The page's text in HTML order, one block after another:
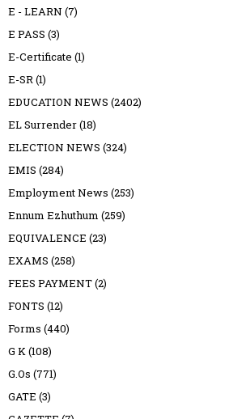
E - LEARN (7)
E PASS (3)
E-Certificate (1)
E-SR(1)
EDUCATION NEWS (2402)
EL Surrender(18)
ELECTION NEWS (324)
EMIS (284)
Employment News (253)
Ennum Ezhuthum (259)
EQUIVALENCE (23)
EXAMS (258)
FEES PAYMENT(2)
FONTS (12)
Forms (440)
G K(108)
G.Os (771)
GATE (3)